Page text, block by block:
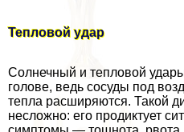
Тепловой удар
Солнечный и тепловой
голове, ведь сосуды под
тепла расширяются. Такой
несложно: его продиктует